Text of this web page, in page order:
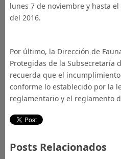
lunes 7 de noviembre y hasta
del 2016.
Por último, la Dirección de
Protegidas de la Subsecretaría
recuerda que el
conforme lo establecido por la
reglamentario y el reglamento
Posts Relacionados